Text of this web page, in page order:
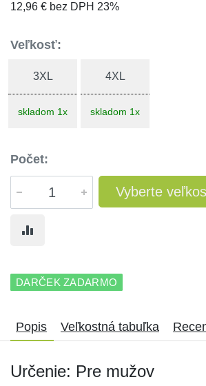
12,96 € bez DPH 23%
Veľkosť:
3XL
skladom 1x
4XL
skladom 1x
Počet:
Vyberte
DARČEK ZADARMO
Popis Veľkostná tabuľka
Určenie: Pre mužov